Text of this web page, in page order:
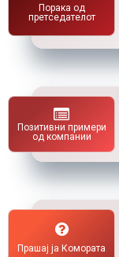
Порака од
претседателот
Позитивни примери
од компании
Прашај ја Комората